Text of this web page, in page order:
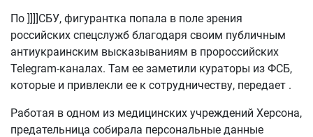
По ]]]]СБУ, фигурантка попала в поле зрения
российских спецслужб благодаря своим публичным
антиукраинским высказываниям в пророссийских
Telegram-каналах. Там ее заметили кураторы из ФСБ,
которые и привлекли ее к сотрудничеству, передает .
Работая в одном из медицинских учреждений Херсона,
предательница собирала персональные данные